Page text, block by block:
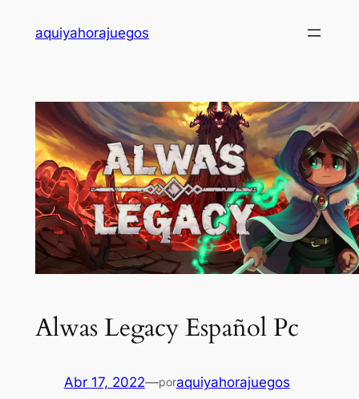
aquiyahorajuegos
Alwas Legacy Español Pc
Abr 17, 2022—poraquiyahorajuegos